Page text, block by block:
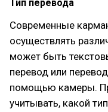
Тип перевода
Современные
осуществлять
может быть
перевод или
помощью камеры.
учитывать, какой